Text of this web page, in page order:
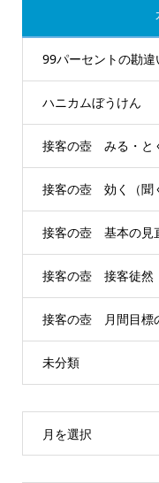
99パーセントの勘違
ハニカムぼうけん
接客の壺 みる・と
接客の壺 効く（聞
接客の壺 基本の見
接客の壺 接客徒然
接客の壺 月間目標
未分類
月を選択